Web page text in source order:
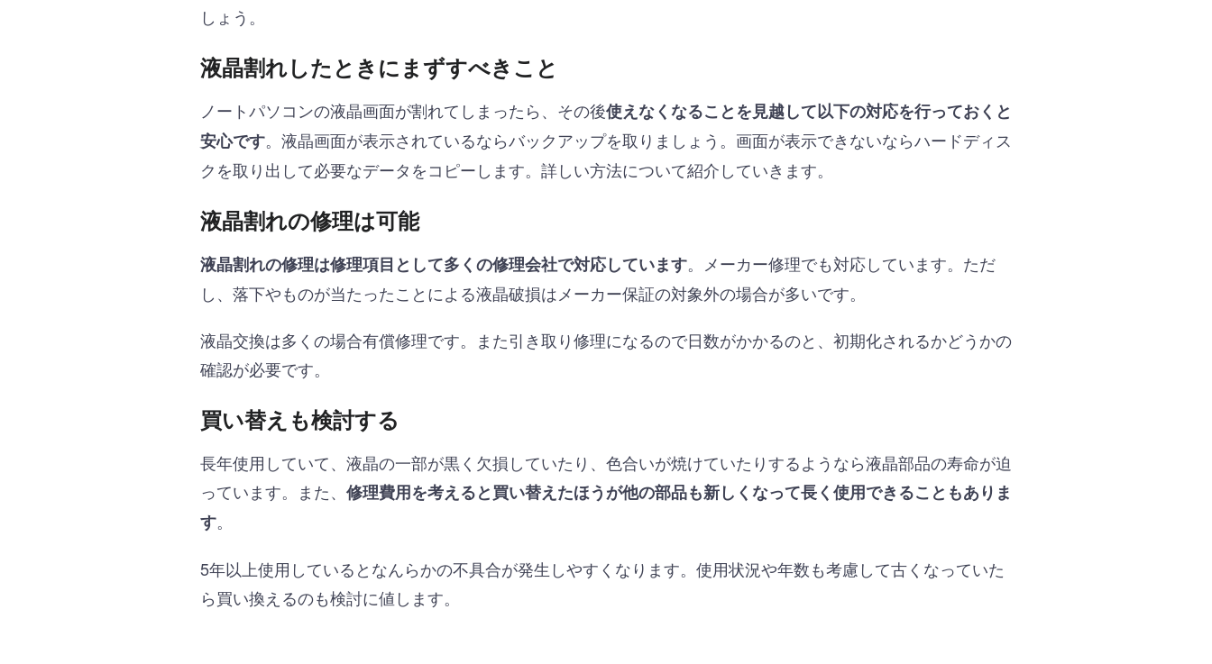
しょう。
液晶割れしたときにまずすべきこと
ノートパソコンの液晶画面が割れてしまったら、その後使えなくなることを見越して以下の対応を行っておくと
安心です。液晶画面が表示されているならバックアップを取りましょう。画面が表示できないならハードディス
クを取り出して必要なデータをコピーします。詳しい方法について紹介していきます。
液晶割れの修理は可能
液晶割れの修理は修理項目として多くの修理会社で対応しています。メーカー修理でも対応しています。ただ
し、落下やものが当たったことによる液晶破損はメーカー保証の対象外の場合が多いです。
液晶交換は多くの場合有償修理です。また引き取り修理になるので日数がかかるのと、初期化されるかどうかの
確認が必要です。
買い替えも検討する
長年使用していて、液晶の一部が黒く欠損していたり、色合いが焼けていたりするようなら液晶部品の寿命が迫
っています。また、 修理費用を考えると買い替えたほうが他の部品も新しくなって長く使用できることもありま
す。
5年以上使用しているとなんらかの不具合が発生しやすくなります。使用状況や年数も考慮して古くなっていた
ら買い換えるのも検討に値します。